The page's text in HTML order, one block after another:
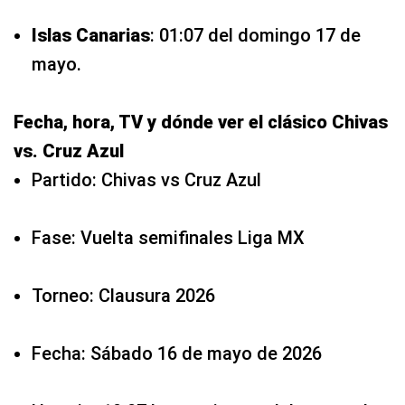
Islas Canarias: 01:07 del domingo 17 de
mayo.
Fecha, hora, TV y dónde ver el clásico Chivas
vs. Cruz Azul
Partido: Chivas vs Cruz Azul
Fase: Vuelta semifinales Liga MX
Torneo: Clausura 2026
Fecha: Sábado 16 de mayo de 2026